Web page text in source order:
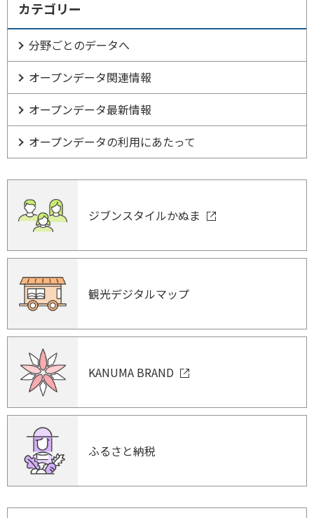
カテゴリー
分野ごとのデータへ
オープンデータ関連情報
オープンデータ最新情報
オープンデータの利用にあたって
ジブンスタイルかぬま
観光デジタルマップ
KANUMA BRAND
ふるさと納税